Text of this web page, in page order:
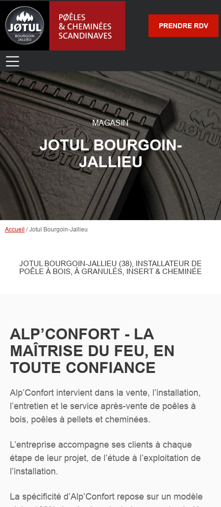
PRENDRE RDV
MAGASIN
JOTUL BOURGOIN-
JALLIEU
Accueil / Jotul Bourgoin-Jallieu
JOTUL BOURGOIN-JALLIEU (38), INSTALLATEUR DE
POÊLE À BOIS, À GRANULÉS, INSERT & CHEMINÉE
ALP’CONFORT - LA
MAÎTRISE DU FEU, EN
TOUTE CONFIANCE
Alp’Confort intervient dans la vente, l’installation,
l’entretien et le service après-vente de poêles à
bois, poêles à pellets et cheminées.
L’entreprise accompagne ses clients à chaque
étape de leur projet, de l’étude à l’exploitation de
l’installation.
La spécificité d’Alp’Confort repose sur un modèle